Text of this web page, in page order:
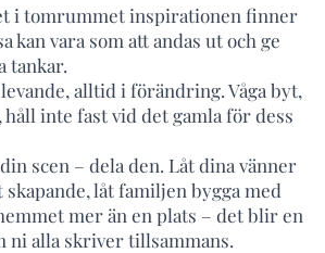
i tomrummet inspirationen finner
kan vara som att andas ut och ge
tankar.
alltid i förändring. Våga byt,
håll inte fast vid det gamla för dess
scen – dela den. Låt dina vänner
skapande, låt familjen bygga med
mer än en plats – det blir en
ni alla skriver tillsammans.